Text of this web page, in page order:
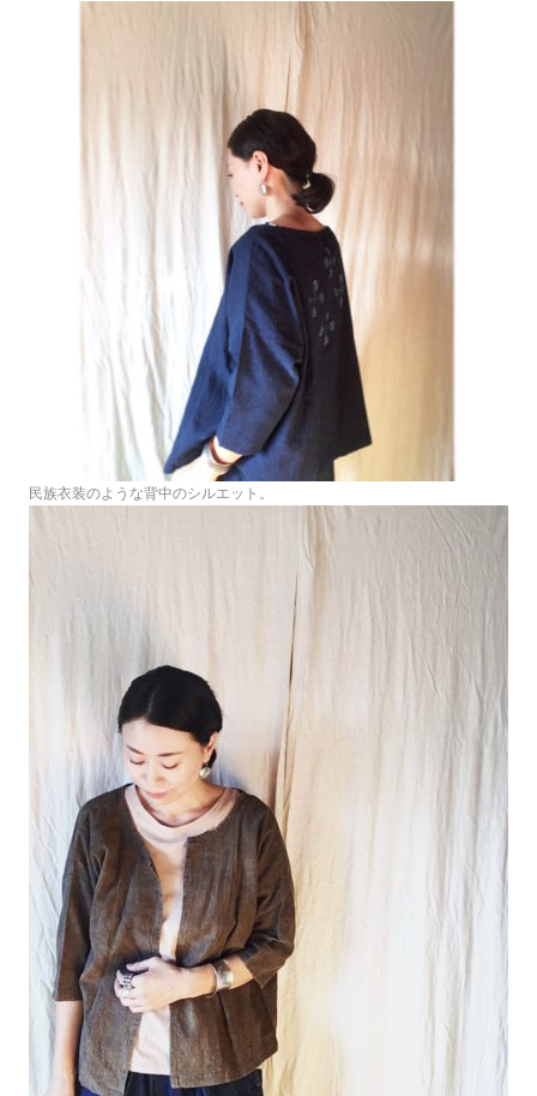
民族衣装のような背中のシルエット。